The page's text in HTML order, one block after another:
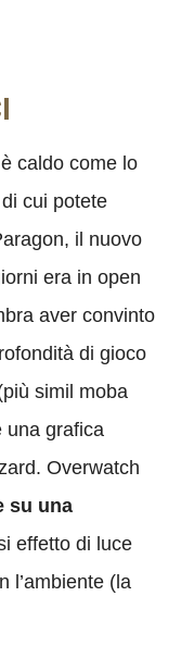
caldo come lo
cui potete
il nuovo
era in open
aver convinto
di gioco
simil moba
una grafica
Overwatch
su una
effetto di luce
l’ambiente (la